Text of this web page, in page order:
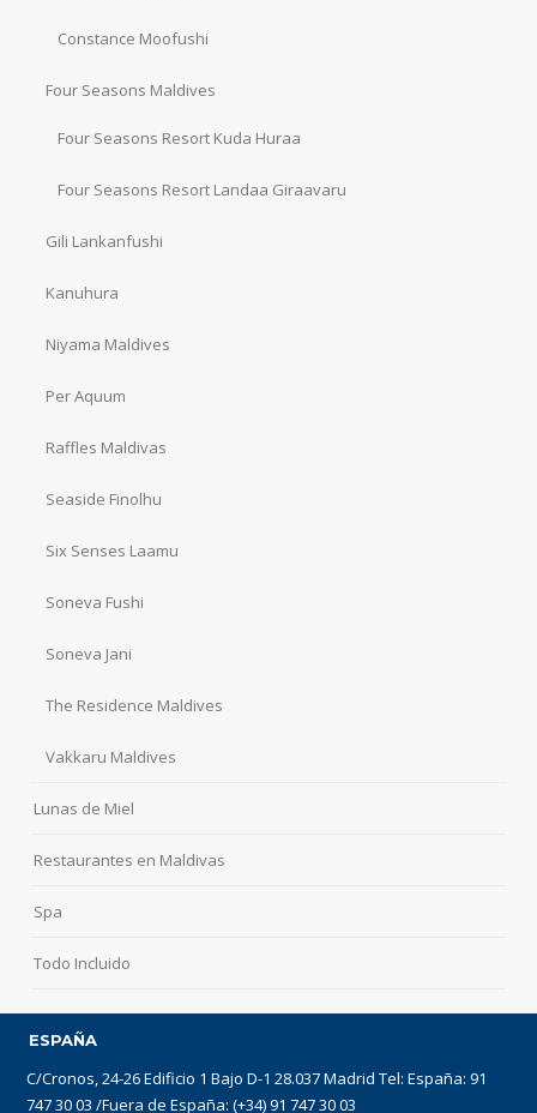
Constance Moofushi
Four Seasons Maldives
Four Seasons Resort Kuda Huraa
Four Seasons Resort Landaa Giraavaru
Gili Lankanfushi
Kanuhura
Niyama Maldives
Per Aquum
Raffles Maldivas
Seaside Finolhu
Six Senses Laamu
Soneva Fushi
Soneva Jani
The Residence Maldives
Vakkaru Maldives
Lunas de Miel
Restaurantes en Maldivas
Spa
Todo Incluido
ESPAÑA
C/Cronos, 24-26 Edificio 1 Bajo D-1 28.037 Madrid Tel: España: 91
747 30 03 /Fuera de España: (+34) 91 747 30 03